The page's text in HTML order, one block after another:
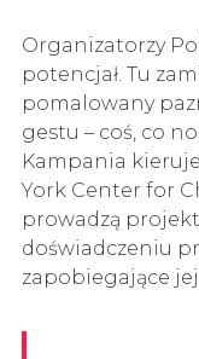
Organizatorzy
potencjał. Tu
pomalowany
gestu – coś, co
Kampania
York Center for
prowadzą
doświadczeniu
zapobiegające